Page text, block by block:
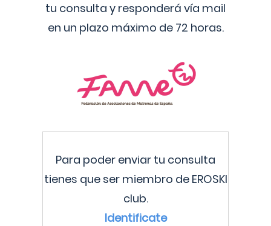
tu consulta y responderá vía mail
en un plazo máximo de 72 horas.
Para poder enviar tu consulta
tienes que ser miembro de EROSKI
club.
Identificate